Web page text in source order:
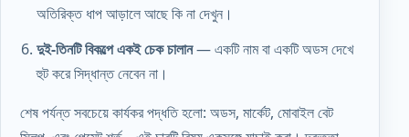
অতিরিক্ত ধাপ আড়ালে আছে কি না দেখুন।
দুই-তিনটি বিকল্পে একই চেক চালান— একটি নাম বা একটি অডস দেখে
হুট করে সিদ্ধান্ত নেবেন না।
শেষ পর্যন্ত সবচেয়ে কার্যকর পদ্ধতি হলো: অডস, মার্কেট, মোবাইল বেট